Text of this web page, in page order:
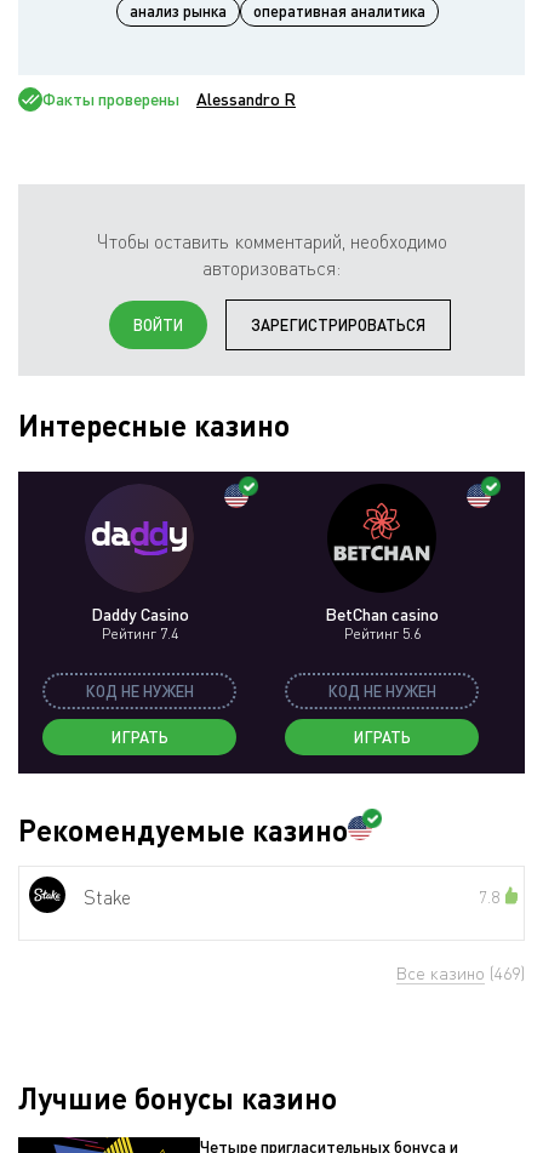
анализ рынка
оперативная аналитика
Факты проверены Alessandro R
Чтобы оставить комментарий, необходимо
авторизоваться:
ВОЙТИ ЗАРЕГИСТРИРОВАТЬСЯ
Интересные казино
Daddy Casino
Рейтинг 7.4
КОД НЕ НУЖЕН
ИГРАТЬ
BetChan casino
Рейтинг 5.6
КОД НЕ НУЖЕН
ИГРАТЬ
Рекомендуемые казино
Stake 7.8
Все казино (469)
Лучшие бонусы казино
Четыре пригласительных бонуса и